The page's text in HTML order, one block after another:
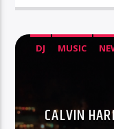
DJ MUSIC
CALVIN